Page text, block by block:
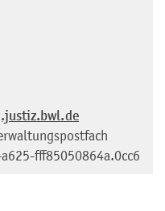
fff85050864a.0cc6